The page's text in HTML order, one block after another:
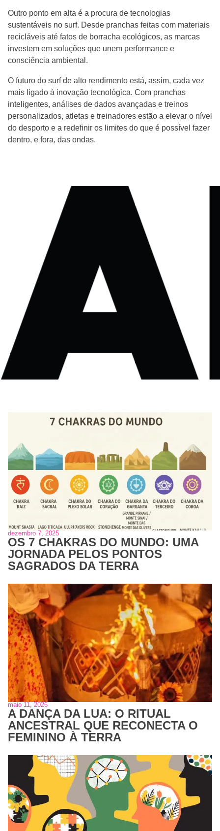
Outro ponto em alta é a procura de tecnologias
sustentáveis no surf. Desde pranchas feitas com materiais
recicláveis até fatos de borracha ecológicos, as marcas
investem em soluções que unem performance e
consciência ambiental.
O futuro do surf de alto rendimento está, assim, cada vez
mais ligado à inovação tecnológica. Com pranchas
inteligentes, análises de dados avançadas e treinos
personalizados, atletas e treinadores estão a elevar o nível
do desporto e a redefinir os limites do que é possível fazer
dentro, e fora, das ondas.
dezembro 7, 2025
OS 7 CHAKRAS DO MUNDO: UMA
JORNADA PELOS PONTOS
SAGRADOS DA TERRA
maio 11, 2026
A DANÇA DA LUA: O RITUAL
ANCESTRAL QUE RECONECTA O
FEMININO À TERRA